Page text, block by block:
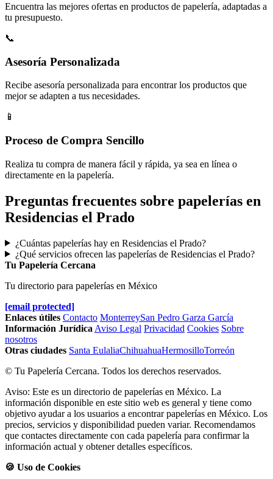
Encuentra las mejores ofertas en productos de papelería, adaptadas a
tu presupuesto.
📞
Asesoría Personalizada
Recibe asesoría personalizada para encontrar los productos que
mejor se adapten a tus necesidades.
📱
Proceso de Compra Sencillo
Realiza tu compra de manera fácil y rápida, ya sea en línea o
directamente en la papelería.
Preguntas frecuentes sobre papelerías en
Residencias el Prado
¿Cuántas papelerías hay en Residencias el Prado?
¿Qué servicios ofrecen las papelerías de Residencias el Prado?
Tu Papelería Cercana
Tu directorio para papelerías en México
[email protected]
Enlaces útiles Contacto MonterreySan Pedro Garza García
Información Jurídica Aviso Legal Privacidad Cookies Sobre
nosotros
Otras ciudades Santa EulaliaChihuahuaHermosilloTorreón
© Tu Papelería Cercana. Todos los derechos reservados.
Aviso: Este es un directorio de papelerías en México. La
información disponible en este sitio web es general y tiene como
objetivo ayudar a los usuarios a encontrar papelerías en México. Los
precios, servicios y disponibilidad pueden variar. Recomendamos
que contactes directamente con cada papelería para confirmar la
información actual y obtener detalles específicos.
🍪 Uso de Cookies